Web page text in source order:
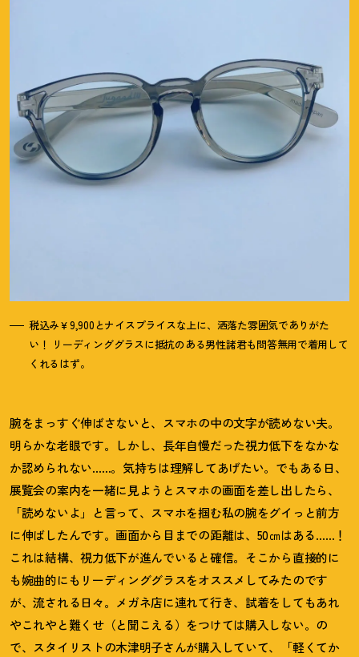
税込み￥9,900とナイスプライスな上に、洒落た雰囲気でありがた
い ！
リーディンググラスに抵抗のある男性諸君も問答無用で着用して
くれるはず。
腕をまっすぐ伸ばさないと、スマホの中の文字が読めない夫。
明らかな老眼です。しかし、長年自慢だった視力低下をなかな
か認められない……。気持ちは理解してあげたい。でもある日、
展覧会の案内を一緒に見ようとスマホの画面を差し出したら、
「読めないよ」と言って、スマホを掴む私の腕をグイっと前方
に伸ばしたんです。画面から目までの距離は、50㎝はある…… ！
これは結構、視力低下が進んでいると確信。そこから直接的に
も婉曲的にもリーディンググラスをオススメしてみたのです
が、流される日々。メガネ店に連れて行き、試着をしてもあれ
やこれやと難くせ（と聞こえる）をつけては購入しない。の
で、スタイリストの木津明子さんが購入していて、「軽くてか